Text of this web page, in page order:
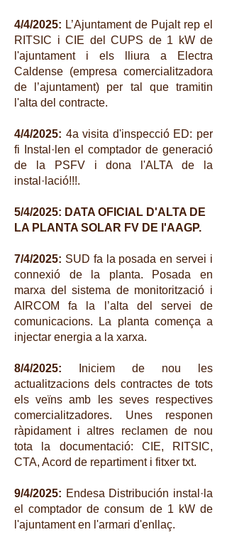
4/4/2025: L’Ajuntament de Pujalt rep el
RITSIC i CIE del CUPS de 1 kW de
l'ajuntament i els lliura a Electra
Caldense (empresa comercialitzadora
de l’ajuntament) per tal que tramitin
l'alta del contracte.
4/4/2025: 4a visita d'inspecció ED: per
fi Instal·len el comptador de generació
de la PSFV i dona l'ALTA de la
instal·lació!!!.
5/4/2025: DATA OFICIAL D'ALTA DE
LA PLANTA SOLAR FV DE l'AAGP.
7/4/2025: SUD fa la posada en servei i
connexió de la planta. Posada en
marxa del sistema de monitorització i
AIRCOM fa la l’alta del servei de
comunicacions. La planta comença a
injectar energia a la xarxa.
8/4/2025:
Iniciem de nou les
actualitzacions dels contractes de tots
els veïns amb les seves respectives
comercialitzadores. Unes responen
ràpidament i altres reclamen de nou
tota la documentació: CIE, RITSIC,
CTA, Acord de repartiment i fitxer txt.
9/4/2025: Endesa Distribución instal·la
el comptador de consum de 1 kW de
l'ajuntament en l'armari d'enllaç.